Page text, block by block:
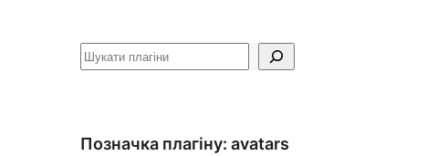
Пошук
Позначка плагіну: avatars